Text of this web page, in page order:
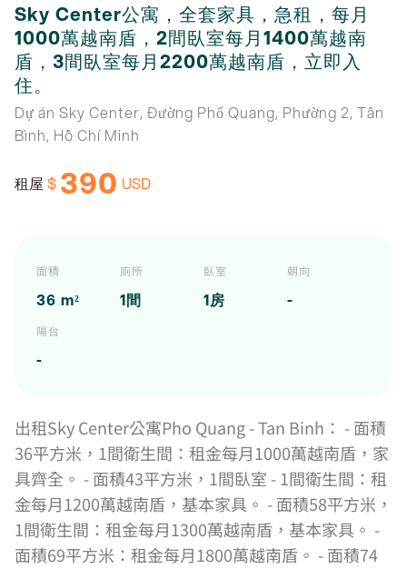
Sky Center公寓，全套家具，急租，每月
1000萬越南盾，2間臥室每月1400萬越南
盾，3間臥室每月2200萬越南盾，立即入
住。
Dự án Sky Center, Đường Phổ Quang, Phường 2, Tân
Bình, Hồ Chí Minh
租屋 $ 390 USD
面積
36 m²
廁所
1間
臥室
1房
朝向
-
陽台
-
出租Sky Center公寓Pho Quang - Tan Binh： - 面積
36平方米，1間衛生間：租金每月1000萬越南盾，家
具齊全。 - 面積43平方米，1間臥室 - 1間衛生間：租
金每月1200萬越南盾，基本家具。 - 面積58平方米，
1間衛生間：租金每月1300萬越南盾，基本家具。 -
面積69平方米：租金每月1800萬越南盾。 - 面積74